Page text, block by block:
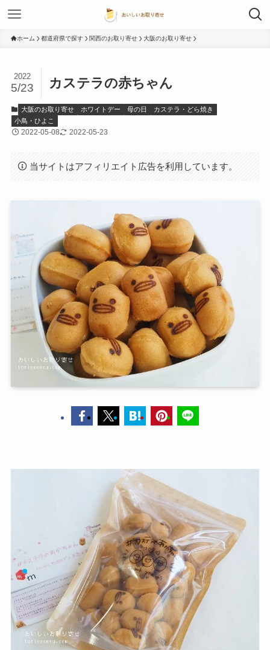
ホーム 都道府県で探す 関西のお取り寄せ 大阪のお取り寄せ
カステラの赤ちゃん
2022
5/23
大阪のお取り寄せ ホワイトデー 母の日
カステラ・どら焼き
小鳥・ひよこ
2022-05-08 2022-05-23
当サイトはアフィリエイト広告を利用しています。